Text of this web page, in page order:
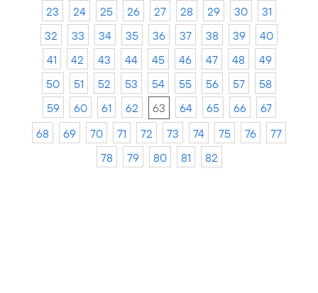
23
24 25 26 27 28 29 30
31
32
33 34 35 36 37 38 39
40
41
42 43 44 45 46 47 48
49
50
51 52 53 54 55 56 57
58
59
60 61 62 63 64 65 66
67
68
69 70 71 72 73 74 75 76
77
78
79 80 81 82